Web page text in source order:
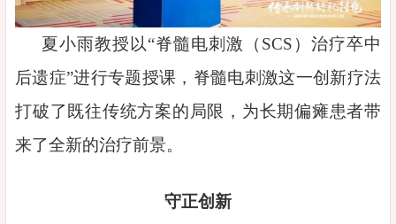
夏小雨教授以“脊髓电刺激（SCS）治疗卒中
后遗症”进行专题授课，脊髓电刺激这一创新疗法
打破了既往传统方案的局限，为长期偏瘫患者带
来了全新的治疗前景。
守正创新